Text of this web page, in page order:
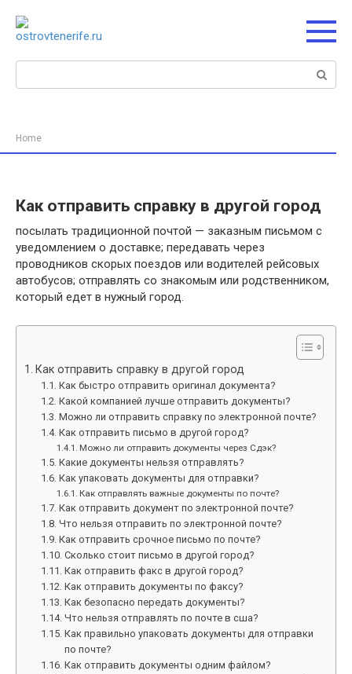
контенту
Поиск:
Home
Как отправить справку в другой город
посылать традиционной почтой — заказным письмом с
уведомлением о доставке; передавать через
проводников скорых поездов или водителей рейсовых
автобусов; отправлять со знакомым или родственником,
который едет в нужный город.
Как отправить справку в другой город
Как быстро отправить оригинал документа?
Какой компанией лучше отправить документы?
Можно ли отправить справку по электронной почте?
Как отправить письмо в другой город?
Можно ли отправить документы через Сдэк?
Какие документы нельзя отправлять?
Как упаковать документы для отправки?
Как отправлять важные документы по почте?
Как отправить документ по электронной почте?
Что нельзя отправить по электронной почте?
Как отправить срочное письмо по почте?
Сколько стоит письмо в другой город?
Как отправить факс в другой город?
Как отправить документы по факсу?
Как безопасно передать документы?
Что нельзя отправлять по почте в сша?
Как правильно упаковать документы для отправки
по почте?
Как отправить документы одним файлом?